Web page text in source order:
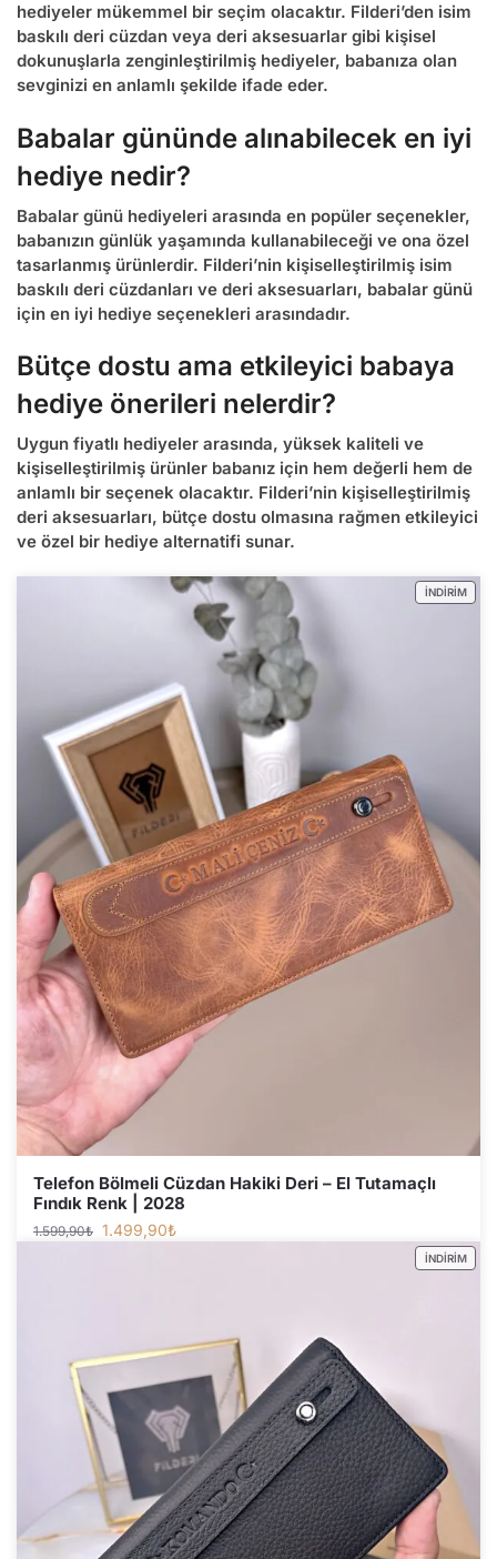
hediyeler mükemmel bir seçim olacaktır. Filderi’den isim
baskılı deri cüzdan veya deri aksesuarlar gibi kişisel
dokunuşlarla zenginleştirilmiş hediyeler, babanıza olan
sevginizi en anlamlı şekilde ifade eder.
Babalar gününde alınabilecek en iyi
hediye nedir?
Babalar günü hediyeleri arasında en popüler seçenekler,
babanızın günlük yaşamında kullanabileceği ve ona özel
tasarlanmış ürünlerdir. Filderi’nin kişiselleştirilmiş isim
baskılı deri cüzdanları ve deri aksesuarları, babalar günü
için en iyi hediye seçenekleri arasındadır.
Bütçe dostu ama etkileyici babaya
hediye önerileri nelerdir?
Uygun fiyatlı hediyeler arasında, yüksek kaliteli ve
kişiselleştirilmiş ürünler babanız için hem değerli hem de
anlamlı bir seçenek olacaktır. Filderi’nin kişiselleştirilmiş
deri aksesuarları, bütçe dostu olmasına rağmen etkileyici
ve özel bir hediye alternatifi sunar.
İNDIRIM
Telefon Bölmeli Cüzdan Hakiki Deri – El Tutamaçlı
Fındık Renk | 2028
1.599,90₺ 1.499,90₺
İNDIRIM